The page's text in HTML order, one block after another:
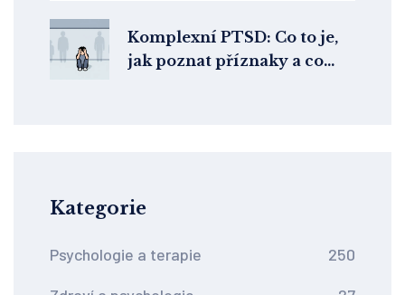
Komplexní PTSD: Co to je,
jak poznat příznaky a co
Kategorie
Psychologie a terapie 250